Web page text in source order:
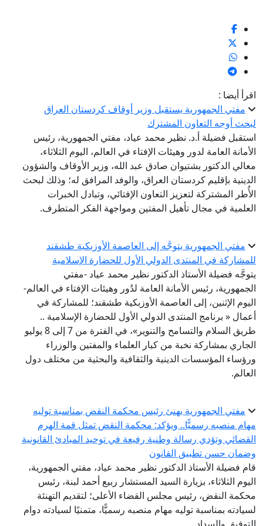
اقرأ أيضا :
مفتي الجمهورية يستقبل وزير أوقاف كردستان العراق
لبحث أوجه التعاون المشترك
استقبل فضيلة أ.د. نظير محمد عياد، مفتي الجمهورية، رئيس
الأمانة العامة لدور وهيئات الإفتاء في العالم، اليوم الثلاثاء،
معالي الدكتور بشتيوان صادق عبد الله، وزير الأوقاف والشؤون
الدينية بإقليم كردستان العراق، والوفد المرافق له؛ وذلك لبحث
الأُطر المشتركة لتعزيز التعاون الإفتائي، وتبادل الخبرات
العلمية في مجال تأهيل المفتين ومواجهة الفكر المتطرف.
مفتي الجمهورية يتوجَّه إلى العاصمة الأوزبكية طشقند
للمشاركة في المنتدى الدولي الأول للحضارة الإسلامية
يتوجَّه فضيلة الأستاذ الدكتور نظير محمد عياد -مفتي
الجمهورية، رئيس الأمانة العامة لدُور وهيئات الإفتاء في العالم-
اليوم الإثنين، إلى العاصمة الأوزبكية طشقند؛ للمشاركة في
أعمال « برنامج المنتدى الدولي الأول للحضارة الإسلامية ..
طريق السلام والتسامح والتنوير»، في الفترة من 7 إلى 8 يوليو
الجاري بمشاركة نخبة من كبار العلماء والمفتين والوزراء
ورؤساء المؤسسات الدينية والثقافية والبحثية من مختلف دول
العالم.
مفتي الجمهورية يهنئ رئيس محكمة النقض بمناسبة توليه
مهام منصبه رسميًّا.. ويؤكد: محكمة النقض تمثل قمة الهرم
القضائي وتؤدي رسالة وطنية رفيعة في توحيد المبادئ القانونية
وضمان حسن تطبيق القانون
قام فضيلة الأستاذ الدكتور نظير محمد عياد، مفتي الجمهورية،
اليوم الثلاثاء، بزيارة السيد المستشار ربيع أحمد لبنة، رئيس
محكمة النقض، رئيس مجلس القضاء الأعلى؛ لتقديم التهنئة
لسيادته بمناسبة توليه مهام منصبه رسميًّا، متمنيًا لسيادته دوام